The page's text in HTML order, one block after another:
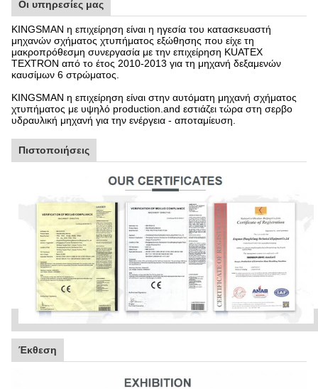
Οι υπηρεσίες μας
KINGSMAN η επιχείρηση είναι η ηγεσία του κατασκευαστή
μηχανών σχήματος χτυπήματος εξώθησης που είχε τη
μακροπρόθεσμη συνεργασία με την επιχείρηση KUATEX
TEXTRON από το έτος 2010-2013 για τη μηχανή δεξαμενών
καυσίμων 6 στρώματος.
KINGSMAN η επιχείρηση είναι στην αυτόματη μηχανή σχήματος
χτυπήματος με υψηλό production.and εστιάζει τώρα στη σερβο
υδραυλική μηχανή για την ενέργεια - αποταμίευση.
Πιστοποιήσεις
Έκθεση